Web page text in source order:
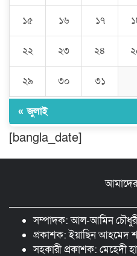
গ্রেফতার
১৫ ১৬ ১৭
২২ ২৩ ২৪
২৯ ৩০ ৩১
« জুলাই
[bangla_date]
সম্পাদক: আল-আমিন
প্রকাশক: ইয়াছিন আহমেদ
সহকারী প্রকাশক: মেহেদী